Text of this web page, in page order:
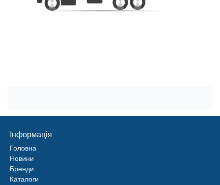
Інформація
Головна
Новини
Бренди
Каталоги